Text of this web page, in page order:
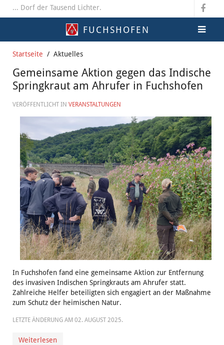
... Dorf der Tausend Lichter.
FUCHSHOFEN
Startseite Aktuelles
Gemeinsame Aktion gegen das Indische
Springkraut am Ahrufer in Fuchshofen
VERÖFFENTLICHT IN VERANSTALTUNGEN
In Fuchshofen fand eine gemeinsame Aktion zur Entfernung
des invasiven Indischen Springkrauts am Ahrufer statt.
Zahlreiche Helfer beteiligten sich engagiert an der Maßnahme
zum Schutz der heimischen Natur.
LETZTE ÄNDERUNG AM 02. AUGUST 2025.
Weiterlesen